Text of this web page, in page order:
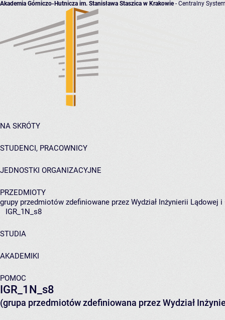
Akademia Górniczo-Hutnicza im. Stanisława Staszica w Krakowie- Centralny
NA SKRÓTY
STUDENCI, PRACOWNICY
JEDNOSTKI ORGANIZACYJNE
PRZEDMIOTY
grupy przedmiotów zdefiniowane przez Wydział Inżynierii Lądowej
IGR_1N_s8
STUDIA
AKADEMIKI
POMOC
IGR_1N_s8
(grupa przedmiotów zdefiniowana przez Wydział